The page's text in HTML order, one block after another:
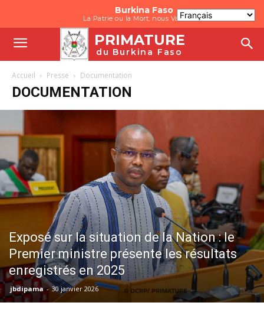
Burkina Faso
La Patrie ou la Mort, nous Vaincrons
PRIMATURE
du Burkina Faso
Accueil Presse Documentation
DOCUMENTATION
Exposé sur la situation de la Nation : le
Premier ministre présente les résultats
enregistrés en 2025
jbdipama - 30 janvier 2026